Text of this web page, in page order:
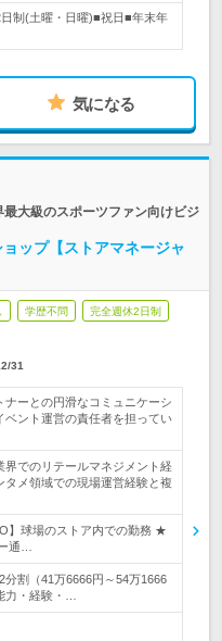
制(土曜・日曜)■祝日■年末年
気になる
大級のスポーツファン向けビジ
ップ【ストアマネージャ
学歴不問 完全週休2日制
31
ーとの円滑なコミュニケーシ
ベント運営の責任者を担ってい
界でのリテールマネジメント経
メ領域での現場運営経験と複
】球場のストア内での勤務 ★
通…
割（41万6666円～54万1666
力・経験・…